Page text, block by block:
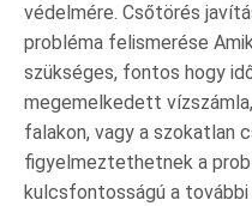
védelmére. Csőtörés
probléma felismerése
szükséges, fontos hogy
megemelkedett
falakon, vagy a szokatlan
figyelmeztethetnek a
kulcsfontosságú a további